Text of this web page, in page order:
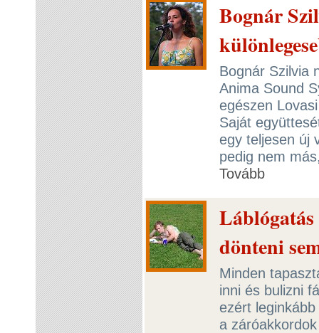
Bognár
Bognár Szilvia
Anima Sound
egészen
Saját
egy teljesen új
pedig nem
Tovább
dönteni
Minden
inni és bulizni
ezért
a